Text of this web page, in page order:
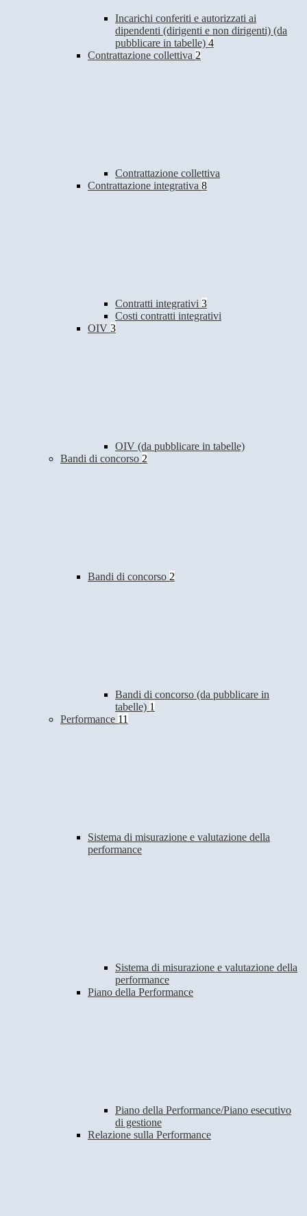
Incarichi conferiti e autorizzati ai
dipendenti (dirigenti e non dirigenti) (da
pubblicare in tabelle) 4
Contrattazione collettiva 2
Contrattazione collettiva
Contrattazione integrativa 8
Contratti integrativi 3
Costi contratti integrativi
OIV 3
OIV (da pubblicare in tabelle)
Bandi di concorso 2
Bandi di concorso 2
Bandi di concorso (da pubblicare in
tabelle) 1
Performance 11
Sistema di misurazione e valutazione della
performance
Sistema di misurazione e valutazione della
performance
Piano della Performance
Piano della Performance/Piano esecutivo
di gestione
Relazione sulla Performance